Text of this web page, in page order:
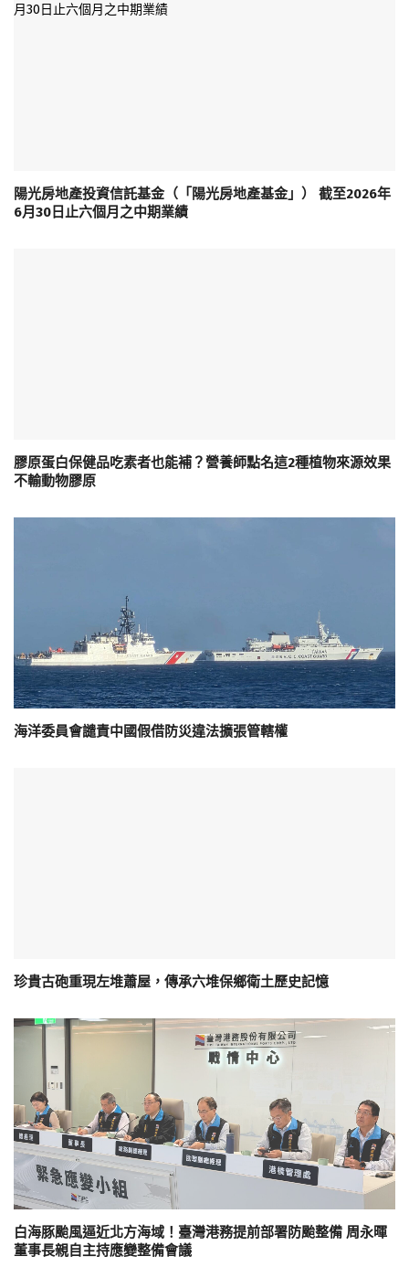
陽光房地產投資信託基金（「陽光房地產基金」） 截至2026年
6月30日止六個月之中期業績
膠原蛋白保健品吃素者也能補？營養師點名這2種植物來源效果
不輸動物膠原
海洋委員會譴責中國假借防災違法擴張管轄權
珍貴古砲重現左堆蕭屋，傳承六堆保鄉衛土歷史記憶
白海豚颱風逼近北方海域！臺灣港務提前部署防颱整備 周永暉
董事長親自主持應變整備會議